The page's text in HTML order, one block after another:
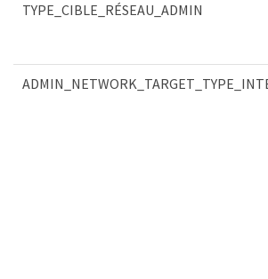
TYPE_CIBLE_RÉSEAU_ADMIN